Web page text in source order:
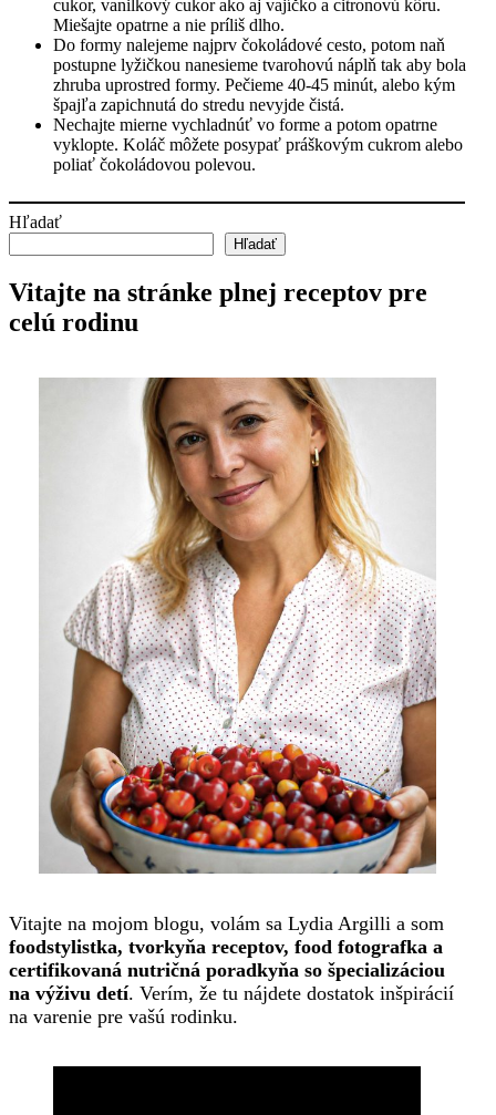
cukor, vanilkový cukor ako aj vajíčko a citronovú kôru.
Miešajte opatrne a nie príliš dlho.
Do formy nalejeme najprv čokoládové cesto, potom naň
postupne lyžičkou nanesieme tvarohovú náplň tak aby bola
zhruba uprostred formy. Pečieme 40-45 minút, alebo kým
špajľa zapichnutá do stredu nevyjde čistá.
Nechajte mierne vychladnúť vo forme a potom opatrne
vyklopte. Koláč môžete posypať práškovým cukrom alebo
poliať čokoládovou polevou.
Hľadať
Hľadať
Vitajte na stránke plnej receptov pre
celú rodinu
Vitajte na mojom blogu, volám sa Lydia Argilli a som
foodstylistka, tvorkyňa receptov, food fotografka a
certifikovaná nutričná poradkyňa so špecializáciou
na výživu detí. Verím, že tu nájdete dostatok inšpirácií
na varenie pre vašú rodinku.